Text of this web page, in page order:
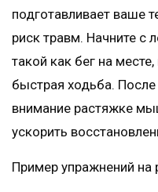
подготавливает ваше
риск травм. Начните с
такой как бег на
быстрая ходьба. После
внимание растяжке
ускорить
Пример упражнений